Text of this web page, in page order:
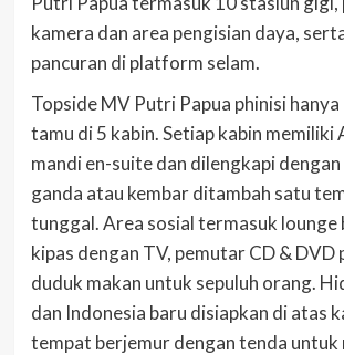
kamera dan area pengisian daya,
pancuran di platform selam.
Topside MV Putri Papua phinisi hanya
tamu di 5 kabin. Setiap kabin memiliki
mandi en-suite dan dilengkapi
ganda atau kembar ditambah satu
tunggal. Area sosial termasuk lounge
kipas dengan TV, pemutar CD & DVD
duduk makan untuk sepuluh orang.
dan Indonesia baru disiapkan di atas
tempat berjemur dengan tenda untuk